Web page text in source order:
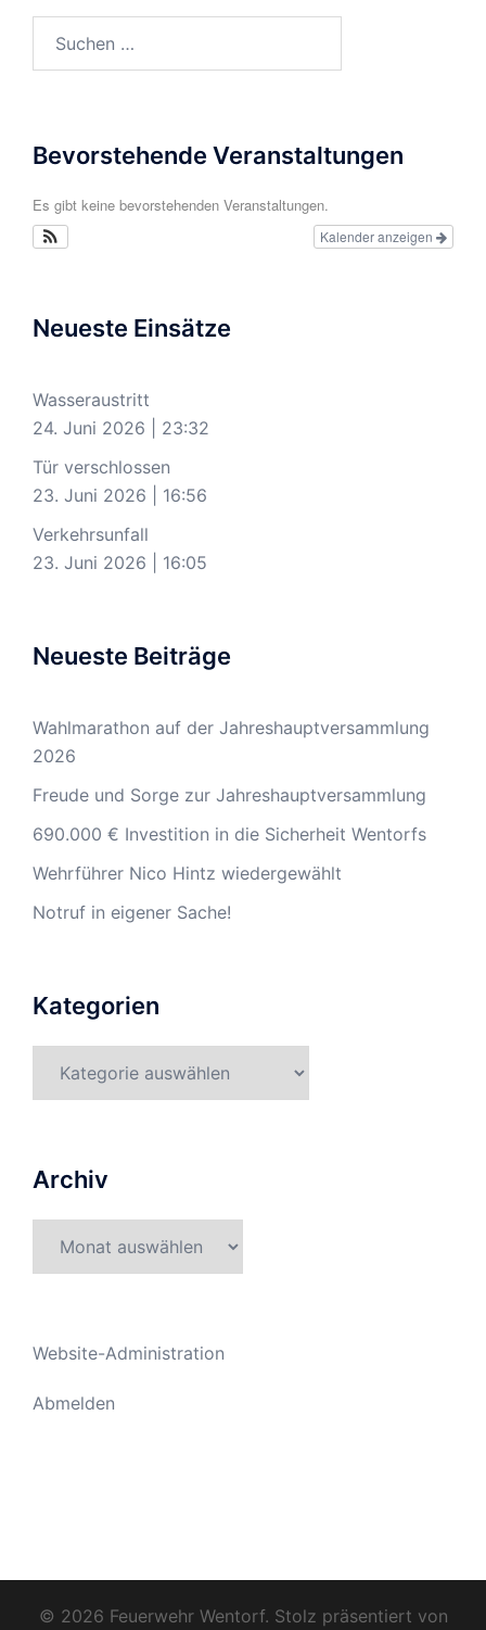
Bevorstehende Veranstaltungen
Es gibt keine bevorstehenden Veranstaltungen.
Kalender anzeigen
Neueste Einsätze
Wasseraustritt
24. Juni 2026
23:32
Tür verschlossen
23. Juni 2026
16:56
Verkehrsunfall
23. Juni 2026
16:05
Neueste Beiträge
Wahlmarathon auf der Jahreshauptversammlung
2026
Freude und Sorge zur Jahreshauptversammlung
690.000 € Investition in die Sicherheit Wentorfs
Wehrführer Nico Hintz wiedergewählt
Notruf in eigener Sache!
Kategorien
Archiv
Website-Administration
Abmelden
© 2026 Feuerwehr Wentorf. Stolz präsentiert von